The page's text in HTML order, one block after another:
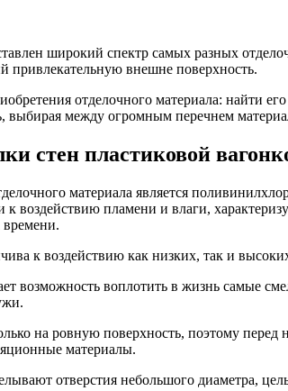
широкий спектр самых разных
привлекательную внешне поверхность.
отделочного материала: найти
выбирая между огромным перечнем
стен пластиковой
материала является
воздействию пламени и влаги,
времени.
к воздействию как низких, так и
возможность воплотить в жизнь самые
на ровную поверхность, поэтому перед
материалы.
отверстия небольшого диаметра,